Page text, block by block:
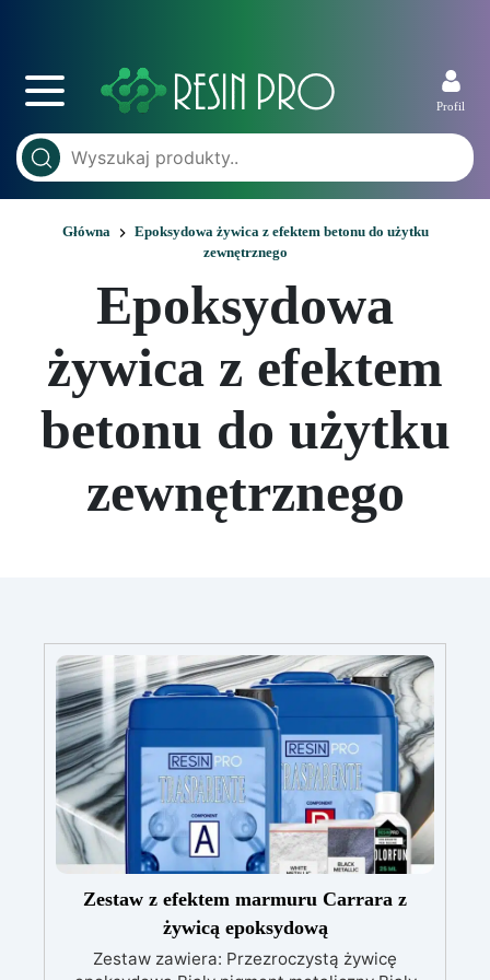
Profil
Główna
Epoksydowa żywica z efektem betonu do użytku
zewnętrznego
Epoksydowa
żywica z efektem
betonu do użytku
zewnętrznego
Zestaw z efektem marmuru Carrara z
żywicą epoksydową
Zestaw zawiera: Przezroczystą żywicę